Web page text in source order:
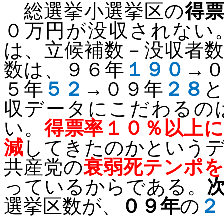
総選挙小選挙区の得
０万円が没収されない
は、立候補数－没収者
数は、９６年 １９０ →
５年 ５２ →０９年 ２８ と
収データにこだわるの
い。得票率１０％以上
減してきたのかという
共産党の衰弱死テンポ
っているからである。
選挙区数が、
０９年の